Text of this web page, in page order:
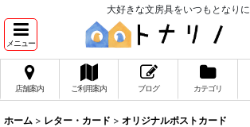
大好きな文房具をいつもとなりに
メニュー
店舗案内 ご利用案内 ブログ カテゴリ
ホーム > レター・カード > オリジナルポストカード